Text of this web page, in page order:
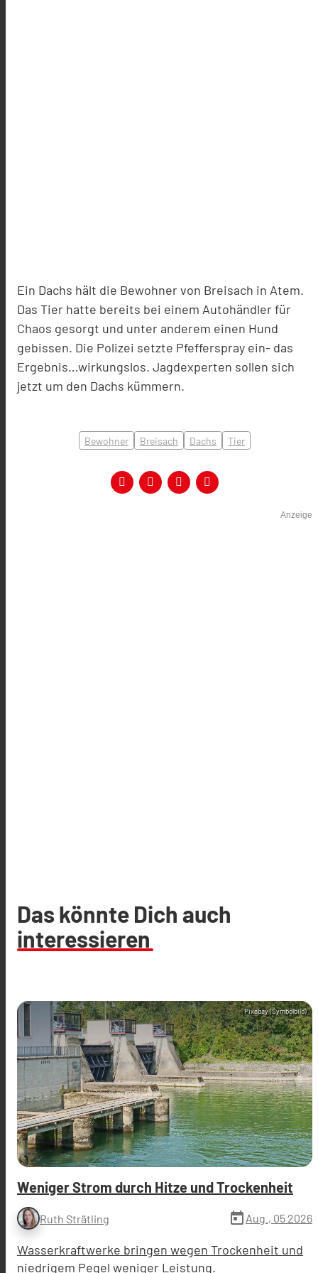
Ein Dachs hält die Bewohner von Breisach in Atem.
Das Tier hatte bereits bei einem Autohändler für
Chaos gesorgt und unter anderem einen Hund
gebissen. Die Polizei setzte Pfefferspray ein- das
Ergebnis…wirkungslos. Jagdexperten sollen sich
jetzt um den Dachs kümmern.
Bewohner Breisach Dachs Tier
Anzeige
Das könnte Dich auch
interessieren
Pixabay (Symbolbild)
Weniger Strom durch Hitze und Trockenheit
Ruth Strätling today Aug., 05 2026
Wasserkraftwerke bringen wegen Trockenheit und
niedrigem Pegel weniger Leistung.